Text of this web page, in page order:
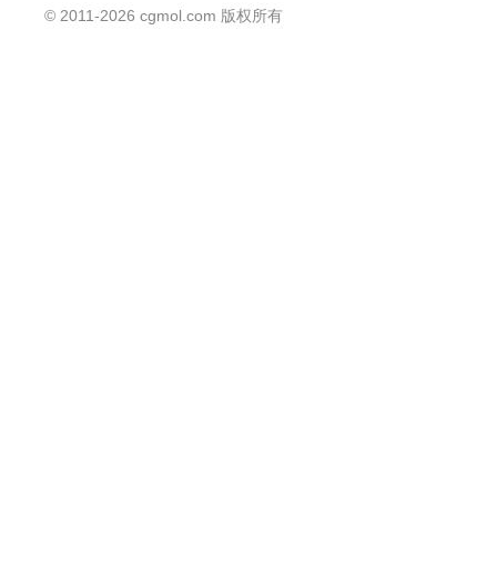
© 2011-2026 cgmol.com 版权所有